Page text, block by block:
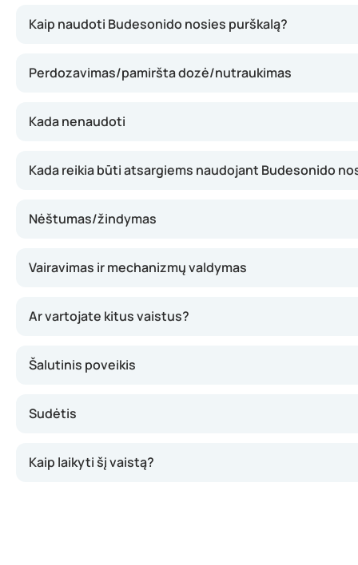
Šis nosies purškalas turi budesonido – medžiagos,
Kaip naudoti Budesonido nosies purškalą?
Perdozavimas/pamiršta dozė/nutraukimas
Kada nenaudoti
Kada reikia būti atsargiems naudojant Budesonido
Nėštumas/žindymas
Vairavimas ir mechanizmų valdymas
Ar vartojate kitus vaistus?
Šalutinis poveikis
Sudėtis
Kaip laikyti šį vaistą?